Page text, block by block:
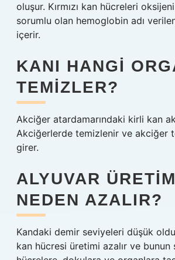
oluşur. Kırmızı kan hücreleri
sorumlu olan hemoglobin adı
içerir.
KANI HANGI
TEMIZLER?
Akciğer atardamarındaki kirli kan
Akciğerlerde temizlenir ve akciğer
girer.
ALYUVAR
NEDEN AZALIR?
Kandaki demir seviyeleri düşük
kan hücresi üretimi azalır ve bunun